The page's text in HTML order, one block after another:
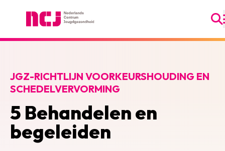
5 Behandelen en
begeleiden
JGZ-RICHTLIJN VOORKEURSHOUDING EN
SCHEDELVERVORMING